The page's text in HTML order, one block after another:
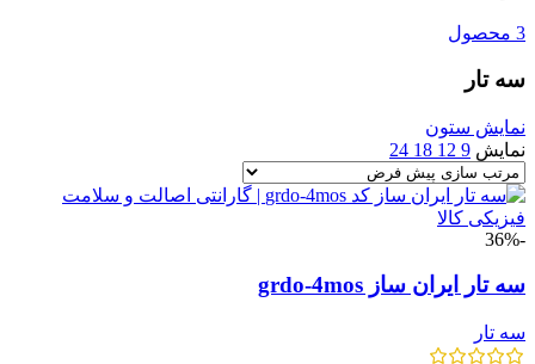
3 محصول
سه تار
نمایش ستون
نمایش 9
12
18
24
-36%
سه تار ایران ساز grdo-4mos
سه تار